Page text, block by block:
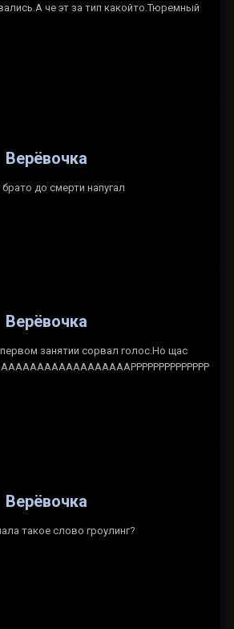
че эт за тип какойто.Тюремный
Верёвочка
до смерти напугал
Верёвочка
занятии сорвал голос.Но щас
Верёвочка
такое слово гроулинг?